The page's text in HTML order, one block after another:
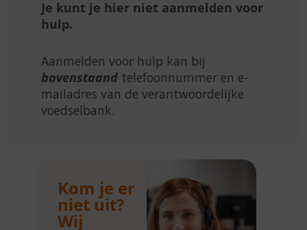
Je kunt je hier niet aanmelden voor
hulp.
Aanmelden voor hulp kan bij
bovenstaand telefoonnummer en e-
mailadres van de verantwoordelijke
voedselbank.
Kom je er
niet uit?
Wij